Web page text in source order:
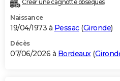
Dictionnaire
Biographies
Citations
Expressions
Proverbes
PROGRAMME TV
S'inscrire
Se connecter
Lycées
Collèges
Primaires
Universités
Entreprises
Service militaire
Avis de recherche
AVIS DE DÉCÈS
Créer une cagnotte obsèques
Naissance
19/04/1973 à Pessac(Gironde)
Décès
07/06/2026 à Bordeaux(